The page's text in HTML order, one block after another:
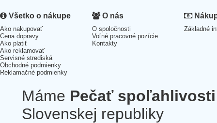
Všetko o nákupe
Ako nakupovať
Cena dopravy
Ako platiť
Ako reklamovať
Servisné strediská
Obchodné podmienky
Reklamačné podmienky
O nás
O spoločnosti
Voľné pracovné pozície
Kontakty
Základné
Máme Pečať spoľahlivosti
Slovenskej republiky